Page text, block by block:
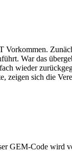
Vorkommen.
War das
wieder
zeigen sich die
GEM-Code wird